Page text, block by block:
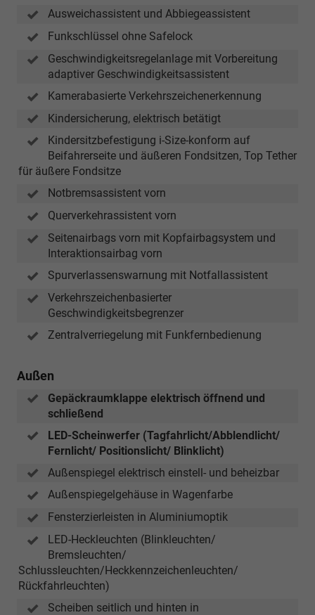
Ausweichassistent und Abbiegeassistent
Funkschlüssel ohne Safelock
Geschwindigkeitsregelanlage mit Vorbereitung
adaptiver Geschwindigkeitsassistent
Kamerabasierte Verkehrszeichenerkennung
Kindersicherung, elektrisch betätigt
Kindersitzbefestigung i-Size-konform auf
Beifahrerseite und äußeren Fondsitzen, Top Tether
für äußere Fondsitze
Notbremsassistent vorn
Querverkehrassistent vorn
Seitenairbags vorn mit Kopfairbagsystem und
Interaktionsairbag vorn
Spurverlassenswarnung mit Notfallassistent
Verkehrszeichenbasierter
Geschwindigkeitsbegrenzer
Zentralverriegelung mit Funkfernbedienung
Außen
Gepäckraumklappe elektrisch öffnend und
schließend
LED-Scheinwerfer (Tagfahrlicht/Abblendlicht/
Fernlicht/ Positionslicht/ Blinklicht)
Außenspiegel elektrisch einstell- und beheizbar
Außenspiegelgehäuse in Wagenfarbe
Fensterzierleisten in Aluminiumoptik
LED-Heckleuchten (Blinkleuchten/
Bremsleuchten/
Schlussleuchten/Heckkennzeichenleuchten/
Rückfahrleuchten)
Scheiben seitlich und hinten in